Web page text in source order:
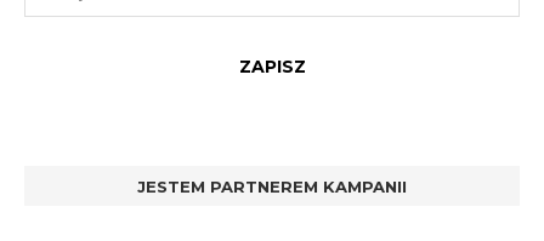
JESTEM PARTNEREM KAMPANII